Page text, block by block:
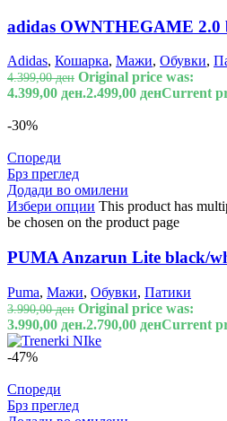
adidas OWNTHEGAME 2.0
Adidas, Кошарка, Мажи, Обувки,
4.399,00ден Original price was:
4.399,00 ден.2.499,00 денCurrent
-30%
Спореди
Брз преглед
Додади во омилени
Избери опции This product has
be chosen on the product page
PUMA Anzarun Lite black/
Puma, Мажи, Обувки, Патики
3.990,00ден Original price was:
3.990,00 ден.2.790,00 денCurrent
-47%
Спореди
Брз преглед